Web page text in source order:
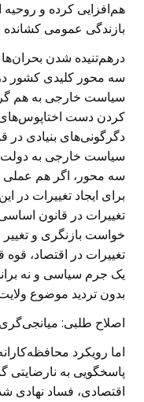
هم‌افزایی کرده و
بازندگی عمومی
درهم‌تنیده شدن
سه محور کلیدی کشور
سیاست خارجی به هم
کردن دست اختاپوس‌های
دگرگونی‌های بنیادی
سیاست خارجی به دولت،
سه محور، اگر هم
برای ایجاد تغییرات در
تغییرات در قانون
خواست بازنگری و
تغییرات در اقتصاد،
یک جرم سیاسی و نه
بدون تردید موضوع
اصلاح طلبی:
اما رویکرد
پاسخگویی به نارضایتی
اقتصادی، فساد نهادی